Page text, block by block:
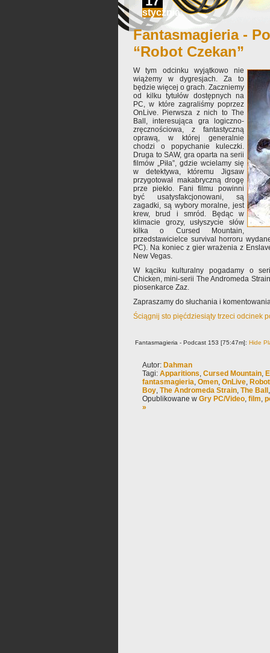
stycznia
Fantasmagieria -
“Robot Czekan”
W tym odcinku wyjątkowo nie
wiążemy w dygresjach. Za to
będzie więcej o grach. Zaczniemy
od kilku tytułów dostępnych na
PC, w które zagraliśmy poprzez
OnLive. Pierwsza z nich to The
Ball, interesująca gra logiczno-
zręcznościowa, z fantastyczną
oprawą, w której generalnie
chodzi o popychanie kuleczki.
Druga to SAW, gra oparta na serii
filmów „Piła”, gdzie wcielamy się
w detektywa, któremu Jigsaw
przygotował makabryczną drogę
prze piekło. Fani filmu powinni
być usatysfakcjonowani, są
zagadki, są wybory moralne, jest
krew, brud i smród. Będąc w
klimacie grozy, usłyszycie słów
kilka o Cursed Mountain,
przedstawicielce survival horroru
PC). Na koniec z gier wrażenia z
New Vegas.
W kąciku kulturalny pogadamy o
Chicken, mini-serii The Andromeda
piosenkarce Zaz.
Zapraszamy do słuchania i
Ściągnij sto pięćdziesiąty trzeci odcinek
Fantasmagieria - Podcast 153 [75:47m]: Hide
Autor: Dahman
Tagi: Apparitions, Cursed Mountain,
fantasmagieria, Omen, OnLive,
Boy, The Andromeda Strain, The Ball
Opublikowane w Gry PC/Video, film,
»